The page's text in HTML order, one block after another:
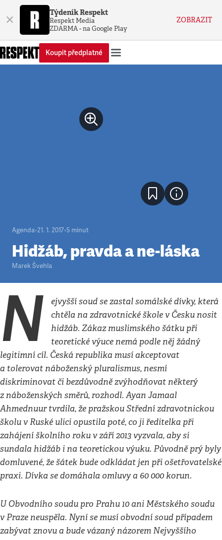
× Týdeník Respekt
Respekt Media
ZDARMA - na Google Play
ZOBRAZIT
Koupit předplatné
Agenda•21. 1. 2017•5 minut
Hidžáb, pravda a ne-láska
Marek Švehla
N
ejvyšší soud se zastal somálské dívky, která
chtěla na zdravotnické škole v Česku nosit
hidžáb. Zákaz muslimského šátku při
teoretické výuce nemá podle něj žádný
legitimní cíl. Česká republika musí akceptovat
a tolerovat náboženský pluralismus, nesmí
diskriminovat či bezdůvodně zvýhodňovat některý
z náboženských směrů, rozhodl. Ayan Jamaal
Ahmednuur tvrdila, že pražskou Střední zdravotnickou
školu v Ruské ulici opustila poté, co ji ředitelka při
zahájení školního roku v září 2013 vyzvala, aby si
sundala hidžáb i na teoretickou výuku. Původně prý byly
domluvené, že šátek bude odkládat jen při ošetřovatelské
praxi. Dívka se domáhala omluvy a 60 000 korun.
U Obvodního soudu pro Prahu 10 ani Městského soudu
v Praze neuspěla. Nyní se musí obvodní soud případem
zabývat znovu a bude vázaný názorem Nejvyššího